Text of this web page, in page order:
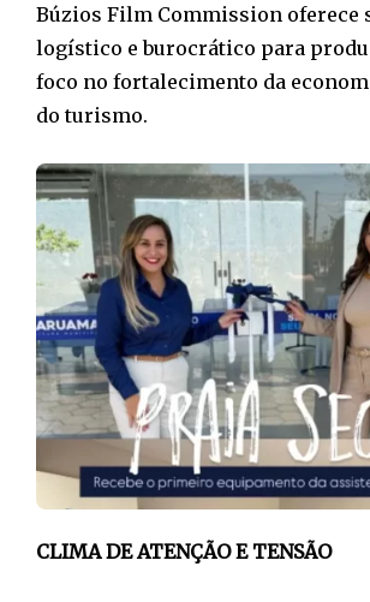
Búzios Film Commission oferece
logístico e burocrático para
foco no fortalecimento da
do turismo.
CLIMA DE ATENÇÃO E TENSÃO